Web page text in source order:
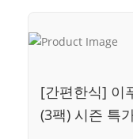
[간편한식] 이
(3팩) 시즌 특